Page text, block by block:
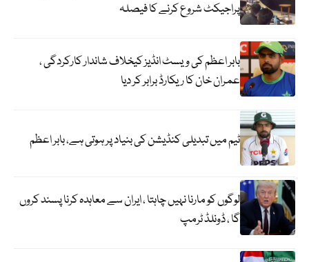
پراجیکٹ شروع کرنے کا فیصلہ
بابر اعظم کی ویسٹ انڈیز کیخلاف شاندار کارکردگی ،
عمران خان کا ریکارڈ برابر کر دیا
ٹیم میں تبدیلی کنڈیشن کی بنیاد پر ہوتی ہے، بابر اعظم
لوگوں کو مارنا نہیں چاہتا ، ایران سے معاہدہ کرنا پسند کروں
گا ، ڈونلڈ ٹرمپ